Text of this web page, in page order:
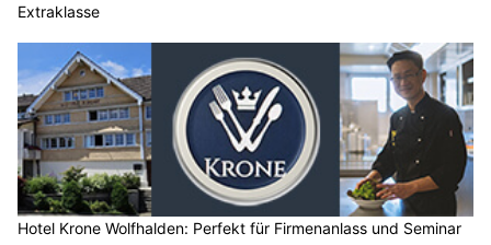
Extraklasse
Hotel Krone Wolfhalden: Perfekt für Firmenanlass und Seminar